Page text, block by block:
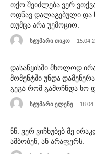
თქო შეიძლება ვერ
ოდნავ დალაგებული და
თუმცა არა უემოციო.
სტუმარი თიკო
დასაწყისში მხოლოდ
მომენტში უნდა
გეგა რომ გამოჩნდა ხო
სტუმარი ელენე
ნწ. ვერ ვიჩხუბებ მე
ამბობენ, ან არაფერს.